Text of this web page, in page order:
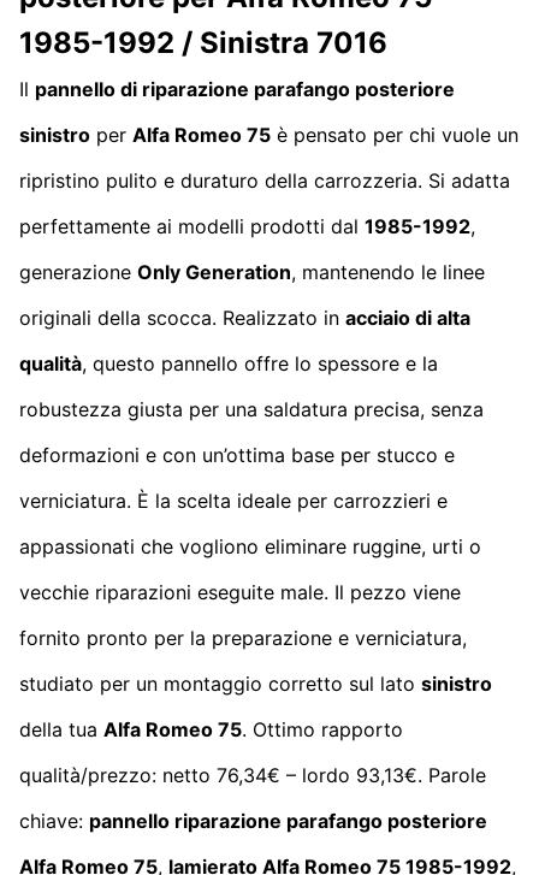
1985-1992 / Sinistra 7016
Il pannello di riparazione parafango posteriore
sinistro per Alfa Romeo 75 è pensato per chi vuole un
ripristino pulito e duraturo della carrozzeria. Si adatta
perfettamente ai modelli prodotti dal 1985-1992,
generazione Only Generation, mantenendo le linee
originali della scocca. Realizzato in acciaio di alta
qualità, questo pannello offre lo spessore e la
robustezza giusta per una saldatura precisa, senza
deformazioni e con un’ottima base per stucco e
verniciatura. È la scelta ideale per carrozzieri e
appassionati che vogliono eliminare ruggine, urti o
vecchie riparazioni eseguite male. Il pezzo viene
fornito pronto per la preparazione e verniciatura,
studiato per un montaggio corretto sul lato sinistro
della tua Alfa Romeo 75. Ottimo rapporto
qualità/prezzo: netto 76,34€ – lordo 93,13€. Parole
chiave: pannello riparazione parafango posteriore
Alfa Romeo 75, lamierato Alfa Romeo 75 1985-1992,